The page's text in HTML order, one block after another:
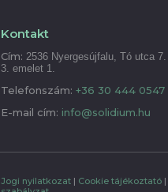
Kontakt
Cím: 2536 Nyergesújfalu, Tó utca 7.
3. emelet 1.
Telefonszám: +36 30 444 0547
E-mail cím: info@solidium.hu
Jogi nyilatkozat| Cookie tájékoztató|